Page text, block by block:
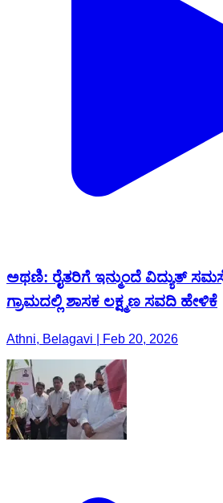
ಅಥಣಿ: ರೈತರಿಗೆ ಇನ್ಮುಂದೆ ವಿದ್ಯುತ್
ಗ್ರಾಮದಲ್ಲಿ ಶಾಸಕ ಲಕ್ಷ್ಮಣ ಸವದಿ ಹೇಳಿಕೆ
Athni, Belagavi | Feb 20, 2026